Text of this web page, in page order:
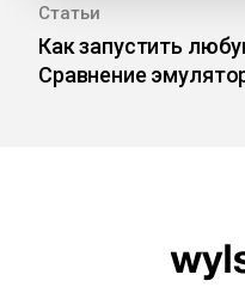
Статьи
Как запустить
Сравнение